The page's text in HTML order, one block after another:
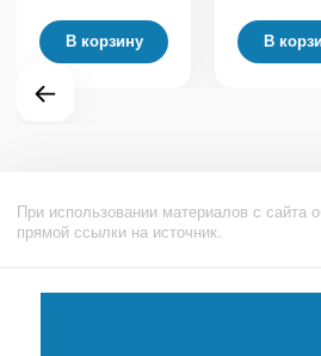
В корзину В
При использовании материалов с сайта
прямой ссылки на источник.